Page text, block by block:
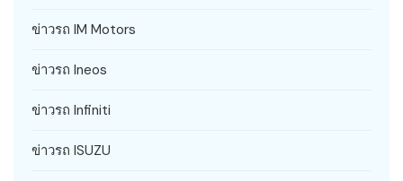
ข่าวรถ IM Motors
ข่าวรถ Ineos
ข่าวรถ Infiniti
ข่าวรถ ISUZU